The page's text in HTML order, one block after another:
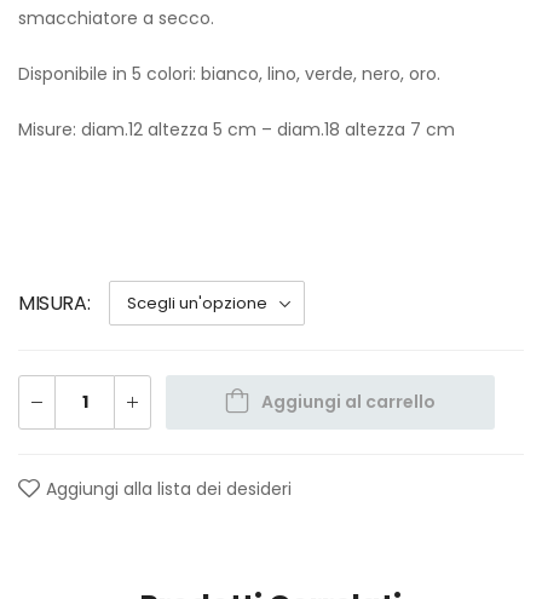
smacchiatore a secco.
Disponibile in 5 colori: bianco, lino, verde, nero, oro.
Misure: diam.12 altezza 5 cm – diam.18 altezza 7 cm
MISURA
Aggiungi al carrello
Aggiungi alla lista dei desideri